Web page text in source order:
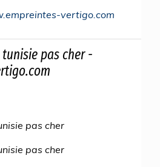
vertigo.com
pas cher -
pas cher
pas cher